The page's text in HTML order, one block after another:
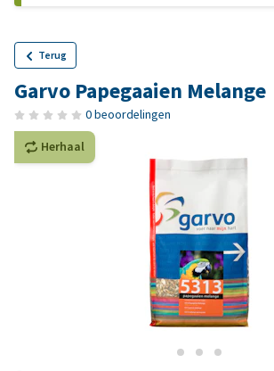
Terug
Garvo Papegaaien Melange
0 beoordelingen
Herhaal